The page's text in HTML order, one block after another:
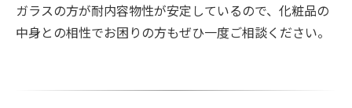
ガラスの方が耐内容物性が安定しているので、化粧品の
中身との相性でお困りの方もぜひ一度ご相談ください。